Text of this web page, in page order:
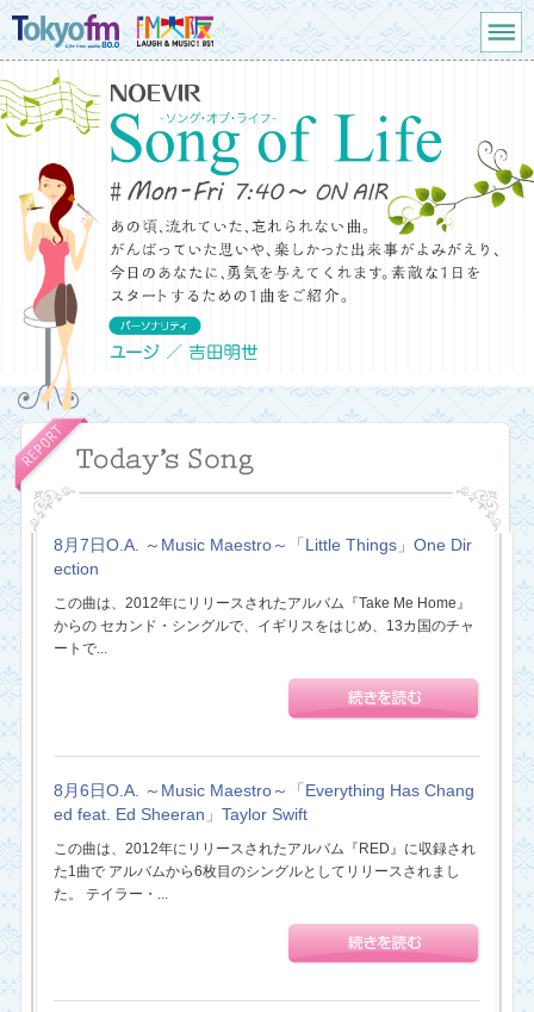
8月7日O.A. ～Music Maestro～「Little Things」One Dir
ection
この曲は、2012年にリリースされたアルバム『Take Me Home』
からの セカンド・シングルで、イギリスをはじめ、13カ国のチャ
ートで...
8月6日O.A. ～Music Maestro～「Everything Has Chang
ed feat. Ed Sheeran」Taylor Swift
この曲は、2012年にリリースされたアルバム『RED』に収録され
た1曲で アルバムから6枚目のシングルとしてリリースされまし
た。 テイラー・...